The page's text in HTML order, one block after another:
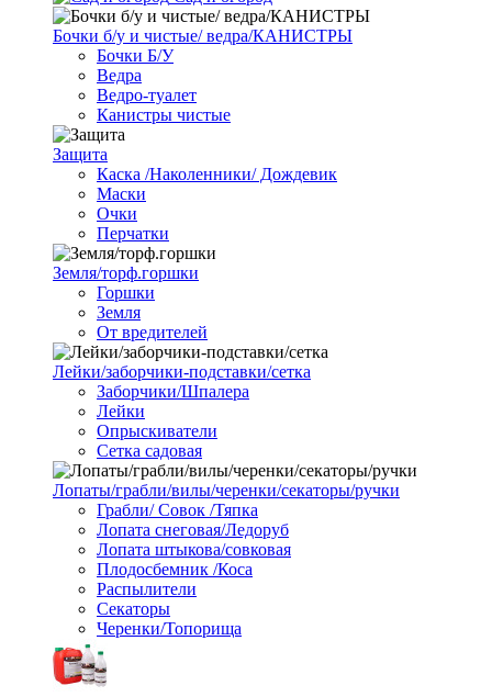
Бочки б/у и чистые/ ведра/КАНИСТРЫ
Бочки Б/У
Ведра
Ведро-туалет
Канистры чистые
Защита
Каска /Наколенники/ Дождевик
Маски
Очки
Перчатки
Земля/торф.горшки
Горшки
Земля
От вредителей
Лейки/заборчики-подставки/сетка
Заборчики/Шпалера
Лейки
Опрыскиватели
Сетка садовая
Лопаты/грабли/вилы/черенки/секаторы/ручки
Грабли/ Совок /Тяпка
Лопата снеговая/Ледоруб
Лопата штыкова/совковая
Плодосбемник /Коса
Распылители
Секаторы
Черенки/Топорища